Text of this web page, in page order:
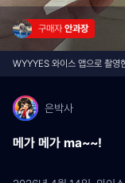
구매자 안과장
WYYYES 와이스 앱으로 촬영
은박사
메가 메가 ma~~!